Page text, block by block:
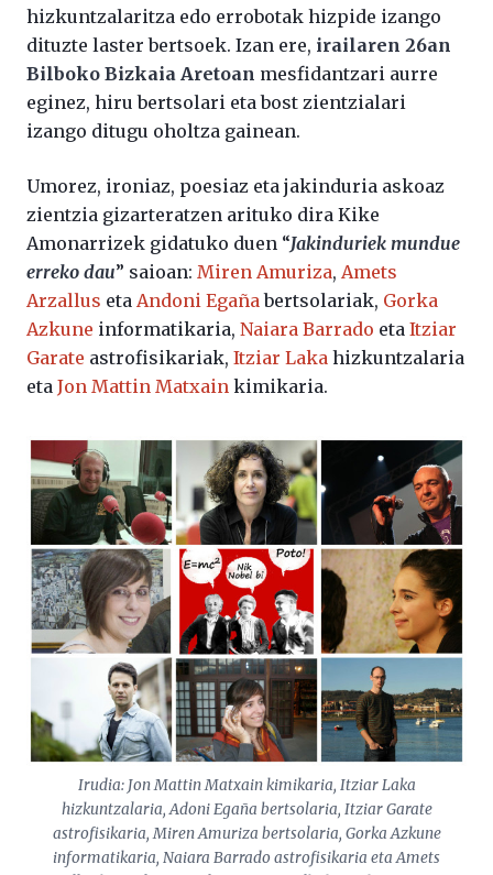
hizkuntzalaritza edo errobotak hizpide izango
dituzte laster bertsoek. Izan ere, irailaren 26an
Bilboko Bizkaia Aretoan mesfidantzari aurre
eginez, hiru bertsolari eta bost zientzialari
izango ditugu oholtza gainean.
Umorez, ironiaz, poesiaz eta jakinduria askoaz
zientzia gizarteratzen arituko dira Kike
Amonarrizek gidatuko duen “Jakinduriek mundue
erreko dau” saioan: Miren Amuriza, Amets
Arzallus eta Andoni Egaña bertsolariak, Gorka
Azkune informatikaria, Naiara Barrado eta Itziar
Garate astrofisikariak, Itziar Laka hizkuntzalaria
eta Jon Mattin Matxain kimikaria.
Irudia: Jon Mattin Matxain kimikaria, Itziar Laka
hizkuntzalaria, Adoni Egaña bertsolaria, Itziar Garate
astrofisikaria, Miren Amuriza bertsolaria, Gorka Azkune
informatikaria, Naiara Barrado astrofisikaria eta Amets